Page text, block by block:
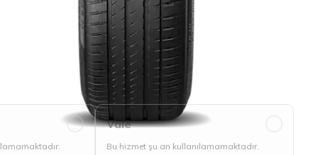
Vale
Bu hizmet şu an kullanılamamaktadır.